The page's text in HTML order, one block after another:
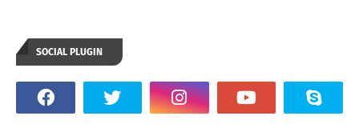
SOCIAL PLUGIN